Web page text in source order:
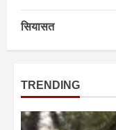
सियासत
TRENDING